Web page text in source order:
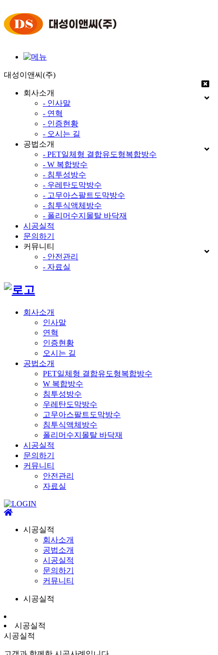
대성이앤씨(주)
회사소개
- 인사말
- 연혁
- 인증현황
- 오시는 길
공법소개
- PET일체형 결합유도형복합방수
- W 복합방수
- 침투성방수
- 우레탄도막방수
- 고무아스팔트도막방수
- 침투식액체방수
- 폴리머수지몰탈 바닥재
시공실적
문의하기
커뮤니티
- 안전관리
- 자료실
회사소개
인사말
연혁
인증현황
오시는 길
공법소개
PET일체형 결합유도형복합방수
W 복합방수
침투성방수
우레탄도막방수
고무아스팔트도막방수
침투식액체방수
폴리머수지몰탈 바닥재
시공실적
문의하기
커뮤니티
안전관리
자료실
시공실적
회사소개
공법소개
시공실적
문의하기
커뮤니티
시공실적
시공실적
시공실적